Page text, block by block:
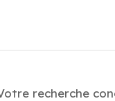
recherche